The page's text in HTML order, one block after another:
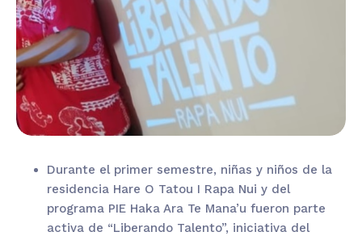
Durante el primer semestre, niñas y niños de la
residencia Hare O Tatou I Rapa Nui y del
programa PIE HakaAra Te Mana’u fueron parte
activa de “Liberando Talento”, iniciativa del